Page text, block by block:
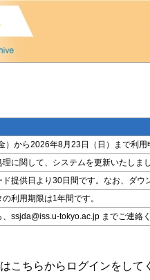
から2026年8月23日（日）まで利
に関して、システムを更新いたしま
提供日より30日間です。なお、ダ
利用期限は1年間です。
ssjda@iss.u-tokyo.ac.jp までご連絡
こちらからログインをして